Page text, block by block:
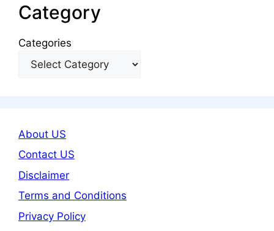
Category
Categories
About US
Contact US
Disclaimer
Terms and Conditions
Privacy Policy